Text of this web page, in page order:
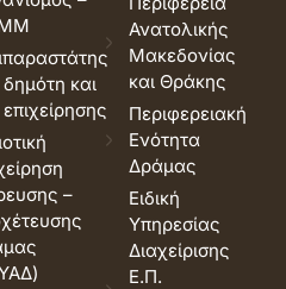
και
–
Ανατολικής
Μακεδονίας
και Θράκης
Περιφερειακή
Ενότητα
Δράμας
Ειδική
Υπηρεσίας
Διαχείρισης
Ε.Π.